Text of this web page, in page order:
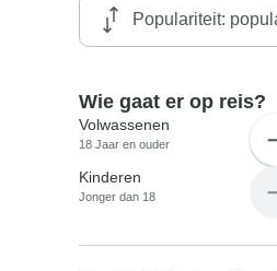
Wie gaat er op reis?
Volwassenen
18 Jaar en ouder
Kinderen
Jonger dan 18